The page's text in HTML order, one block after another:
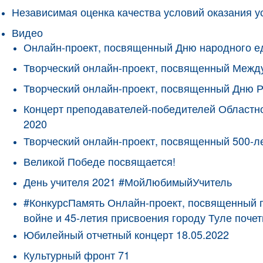
Независимая оценка качества условий оказания
Видео
Онлайн-проект, посвященный Дню народного
Творческий онлайн-проект, посвященный
Творческий онлайн-проект, посвященный Дню
Концерт преподавателей-победителей
2020
Творческий онлайн-проект, посвященный 500-
Великой Победе посвящается!
День учителя 2021 #МойЛюбимыйУчитель
#КонкурсПамять Онлайн-проект,
войне и 45-летия присвоения городу Туле
Юбилейный отчетный концерт 18.05.2022
Культурный фронт 71